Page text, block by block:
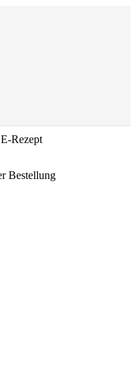
Rezept
Bestellung